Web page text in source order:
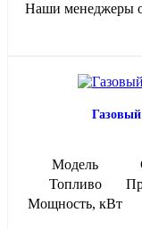
Наши менеджеры
Газовый
Модель
Топливо
Мощность, кВт